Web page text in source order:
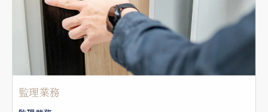
監理業務